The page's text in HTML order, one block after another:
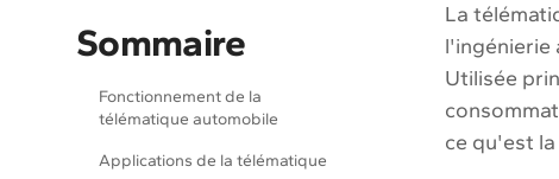
Sommaire
Fonctionnement de la
télématique automobile
Applications de la télématique
La
l'ingénierie
Utilisée
ce qu'est